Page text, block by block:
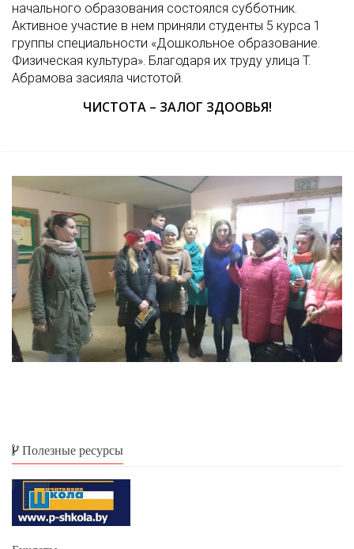
начального образования состоялся субботник.
Активное участие в нем приняли студенты 5 курса 1
группы специальности «Дошкольное образование.
Физическая культура». Благодаря их труду улица Т.
Абрамова засияла чистотой.
ЧИСТОТА – ЗАЛОГ ЗДООВЬЯ!
Полезные ресурсы